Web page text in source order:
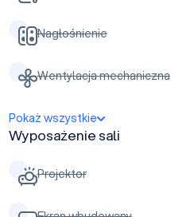
Nagłośnienie
Wentylacja mechaniczna
Pokaż wszystkie
Wyposażenie sali
Projektor